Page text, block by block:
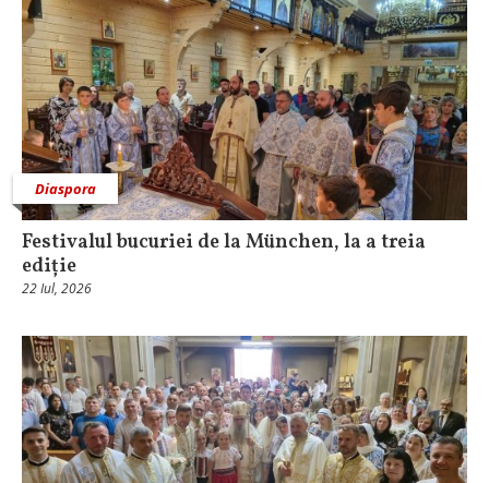
Diaspora
Festivalul bucuriei de la München, la a treia
ediție
22 Iul, 2026